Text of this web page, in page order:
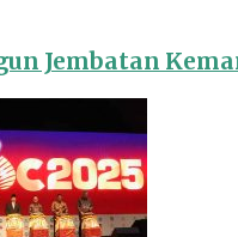
Jembatan